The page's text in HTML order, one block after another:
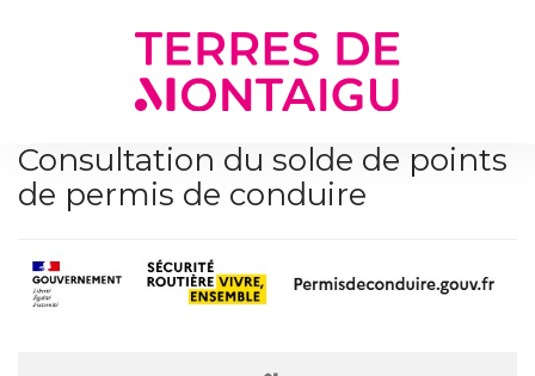
Consultation du solde de points
de permis de conduire